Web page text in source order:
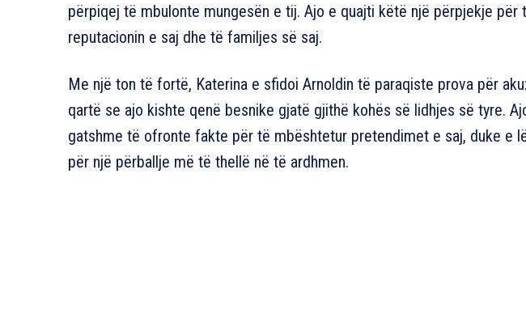
përpiqej të mbulonte mungesën e tij. Ajo e quajti këtë një përpjekje për
reputacionin e saj dhe të familjes së saj.
Me një ton të fortë, Katerina e sfidoi Arnoldin të paraqiste prova për
qartë se ajo kishte qenë besnike gjatë gjithë kohës së lidhjes së tyre.
gatshme të ofronte fakte për të mbështetur pretendimet e saj, duke e
për një përballje më të thellë në të ardhmen.